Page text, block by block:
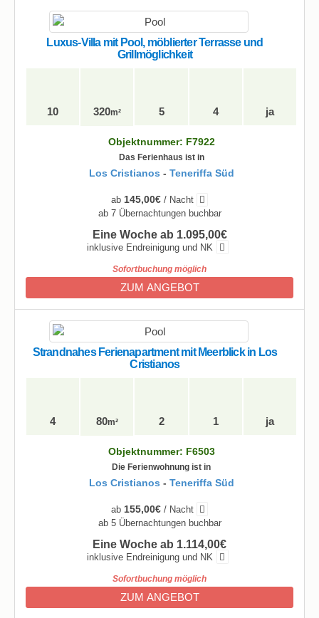
Luxus-Villa mit Pool, möblierter Terrasse und
Grillmöglichkeit
10 320m² 5 4 ja
Objektnummer: F7922
Das Ferienhaus ist in
Los Cristianos - Teneriffa Süd
ab 145,00€/ Nacht
ab 7 Übernachtungen buchbar
Eine Woche ab 1.095,00€
inklusive Endreinigung und NK
Sofortbuchung möglich
ZUM ANGEBOT
Strandnahes Ferienapartment mit Meerblick in Los
Cristianos
4 80m² 2 1 ja
Objektnummer: F6503
Die Ferienwohnung ist in
Los Cristianos - Teneriffa Süd
ab 155,00€/ Nacht
ab 5 Übernachtungen buchbar
Eine Woche ab 1.114,00€
inklusive Endreinigung und NK
Sofortbuchung möglich
ZUM ANGEBOT